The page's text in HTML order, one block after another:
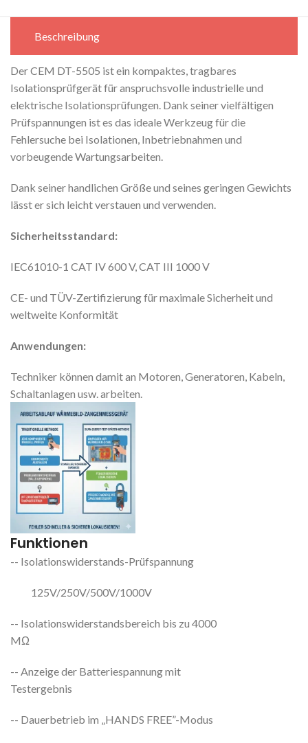
Beschreibung
Der CEM DT-5505 ist ein kompaktes, tragbares
Isolationsprüfgerät für anspruchsvolle industrielle und
elektrische Isolationsprüfungen. Dank seiner vielfältigen
Prüfspannungen ist es das ideale Werkzeug für die
Fehlersuche bei Isolationen, Inbetriebnahmen und
vorbeugende Wartungsarbeiten.
Dank seiner handlichen Größe und seines geringen Gewichts
lässt er sich leicht verstauen und verwenden.
Sicherheitsstandard:
IEC61010-1 CAT IV 600 V, CAT III 1000 V
CE- und TÜV-Zertifizierung für maximale Sicherheit und
weltweite Konformität
Anwendungen:
Techniker können damit an Motoren, Generatoren, Kabeln,
Schaltanlagen usw. arbeiten.
Funktionen
-- Isolationswiderstands-Prüfspannung
125V/250V/500V/1000V
-- Isolationswiderstandsbereich bis zu 4000
MΩ
-- Anzeige der Batteriespannung mit
Testergebnis
-- Dauerbetrieb im „HANDS FREE”-Modus